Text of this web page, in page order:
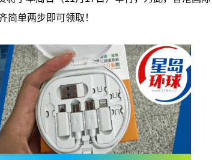
单两步即可领取！